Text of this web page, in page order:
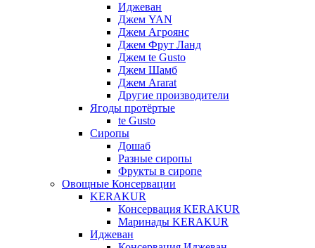
Иджеван
Джем YAN
Джем Агроянс
Джем Фрут Ланд
Джем te Gusto
Джем Шамб
Джем Ararat
Другие производители
Ягоды протёртые
te Gusto
Сиропы
Дошаб
Разные сиропы
Фрукты в сиропе
Овощные Консервации
KERAKUR
Консервация KERAKUR
Маринады KERAKUR
Иджеван